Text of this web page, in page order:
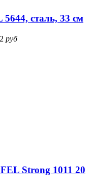
сталь, 33 см
руб
Strong 1011 20